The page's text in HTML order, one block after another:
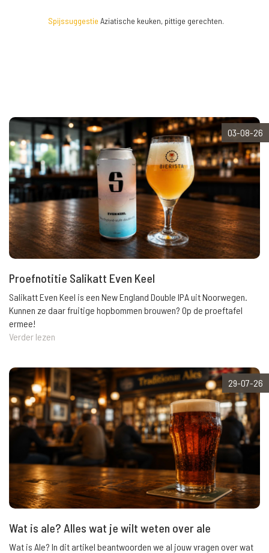
Spijssuggestie Aziatische keuken, pittige gerechten.
03-08-26
Proefnotitie Salikatt Even Keel
Salikatt Even Keel is een New England Double IPA uit Noorwegen.
Kunnen ze daar fruitige hopbommen brouwen? Op de proeftafel
ermee!
Verder lezen
29-07-26
Wat is ale? Alles wat je wilt weten over ale
Wat is Ale? In dit artikel beantwoorden we al jouw vragen over wat